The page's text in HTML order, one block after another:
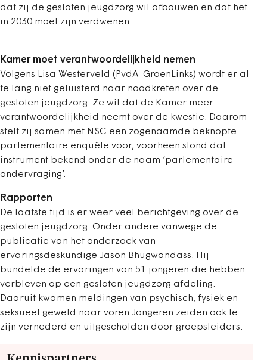
dat zij de gesloten jeugdzorg wil afbouwen en dat het
in 2030 moet zijn verdwenen.
Kamer moet verantwoordelijkheid nemen
Volgens Lisa Westerveld (PvdA-GroenLinks) wordt er al
te lang niet geluisterd naar noodkreten over de
gesloten jeugdzorg. Ze wil dat de Kamer meer
verantwoordelijkheid neemt over de kwestie. Daarom
stelt zij samen met NSC een zogenaamde beknopte
parlementaire enquête voor, voorheen stond dat
instrument bekend onder de naam ‘parlementaire
ondervraging’.
Rapporten
De laatste tijd is er weer veel berichtgeving over de
gesloten jeugdzorg. Onder andere vanwege de
publicatie van het onderzoek van
ervaringsdeskundige Jason Bhugwandass. Hij
bundelde de ervaringen van 51 jongeren die hebben
verbleven op een gesloten jeugdzorg afdeling.
Daaruit kwamen meldingen van psychisch, fysiek en
seksueel geweld naar voren Jongeren zeiden ook te
zijn vernederd en uitgescholden door groepsleiders.